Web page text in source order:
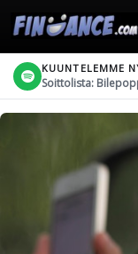
KUUNTELEMME
Soittolista: